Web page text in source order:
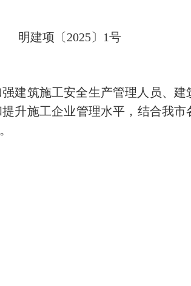
明建项〔2025〕1号
筑施工安全生产管理人员、建
升施工企业管理水平，结合我